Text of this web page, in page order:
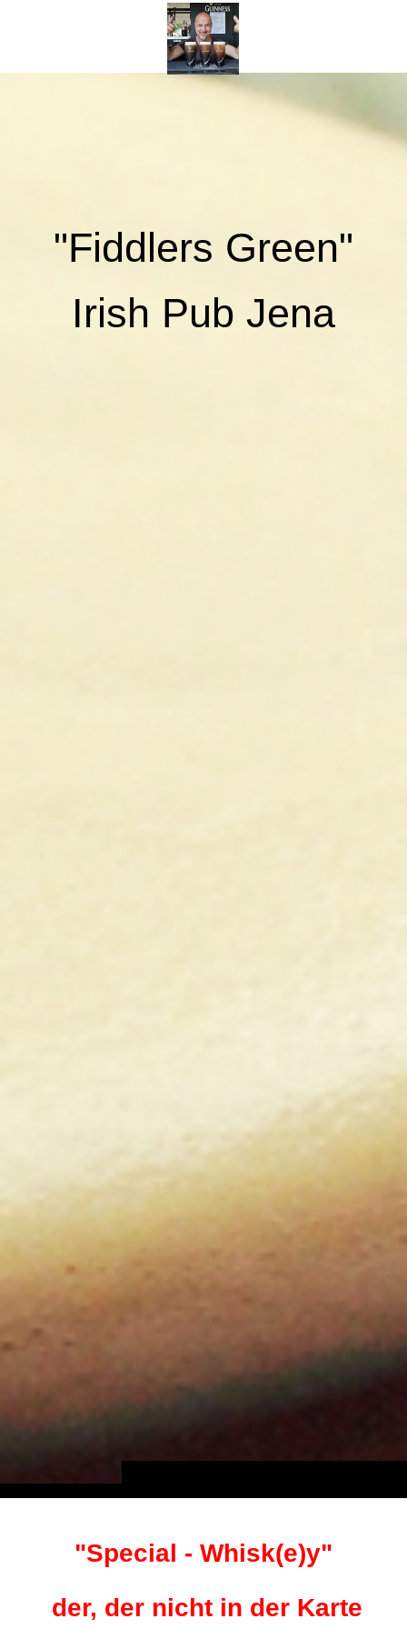
"Fiddlers Green"
Irish Pub Jena
"Special - Whisk(e)y"
der, der nicht in der Karte